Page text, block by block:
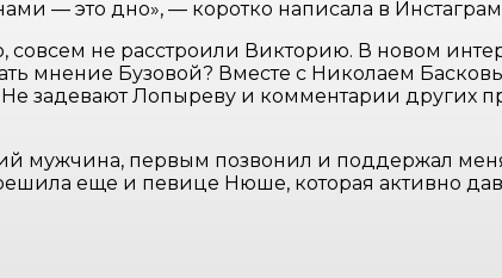
— это дно», — коротко написала в
совсем не расстроили Викторию. В новом
мнение Бузовой? Вместе с Николаем
Не задевают Лопыреву и комментарии
мужчина, первым позвонил и поддержал
еще и певице Нюше, которая активно